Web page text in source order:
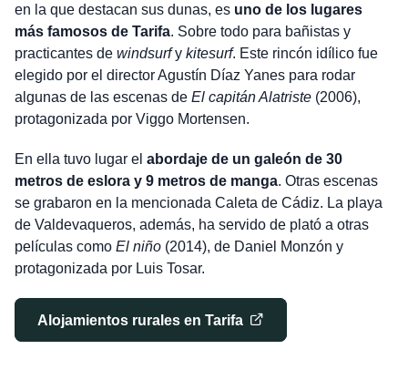
en la que destacan sus dunas, es uno de los lugares
más famosos de Tarifa. Sobre todo para bañistas y
practicantes de windsurfy kitesurf. Este rincón idílico fue
elegido por el director Agustín Díaz Yanes para rodar
algunas de las escenas de El capitán Alatriste (2006),
protagonizada por Viggo Mortensen.
En ella tuvo lugar el abordaje de un galeón de 30
metros de eslora y 9 metros de manga. Otras escenas
se grabaron en la mencionada Caleta de Cádiz. La playa
de Valdevaqueros, además, ha servido de plató a otras
películas como El niño(2014), de Daniel Monzón y
protagonizada por Luis Tosar.
Alojamientos rurales en Tarifa